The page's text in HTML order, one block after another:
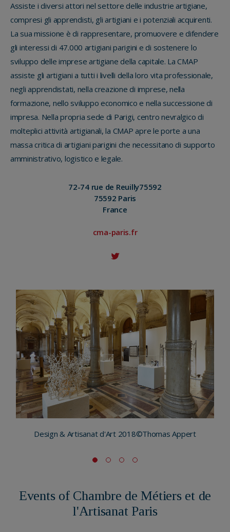
Assiste i diversi attori nel settore delle industrie artigiane,
compresi gli apprendisti, gli artigiani e i potenziali acquirenti.
La sua missione è di rappresentare, promuovere e difendere
gli interessi di 47.000 artigiani parigini e di sostenere lo
sviluppo delle imprese artigiane della capitale. La CMAP
assiste gli artigiani a tutti i livelli della loro vita professionale,
negli apprendistati, nella creazione di imprese, nella
formazione, nello sviluppo economico e nella successione di
impresa. Nella propria sede di Parigi, centro nevralgico di
molteplici attività artigianali, la CMAP apre le porte a una
massa critica di artigiani parigini che necessitano di supporto
amministrativo, logistico e legale.
72-74 rue de Reuilly75592
75592 Paris
France
cma-paris.fr
Design & Artisanat d'Art 2018©Thomas Appert
Events of Chambre de Métiers et de
l'Artisanat Paris